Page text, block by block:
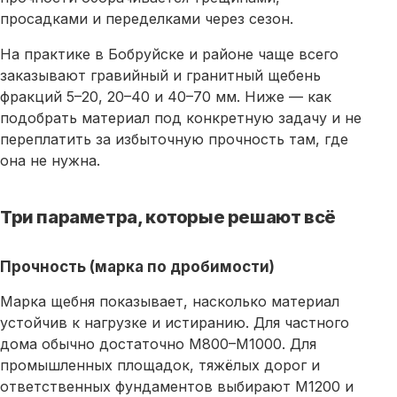
просадками и переделками через сезон.
На практике в Бобруйске и районе чаще всего
заказывают гравийный и гранитный щебень
фракций 5–20, 20–40 и 40–70 мм. Ниже — как
подобрать материал под конкретную задачу и не
переплатить за избыточную прочность там, где
она не нужна.
Три параметра, которые решают всё
Прочность (марка по дробимости)
Марка щебня показывает, насколько материал
устойчив к нагрузке и истиранию. Для частного
дома обычно достаточно М800–М1000. Для
промышленных площадок, тяжёлых дорог и
ответственных фундаментов выбирают М1200 и